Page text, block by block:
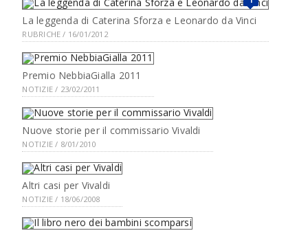
La leggenda di Caterina Sforza e Leonardo da Vinci
RUBRICHE / 16/01/2012
Premio NebbiaGialla 2011
NOTIZIE / 23/02/2011
Nuove storie per il commissario Vivaldi
NOTIZIE / 8/01/2010
Altri casi per Vivaldi
NOTIZIE / 18/06/2008